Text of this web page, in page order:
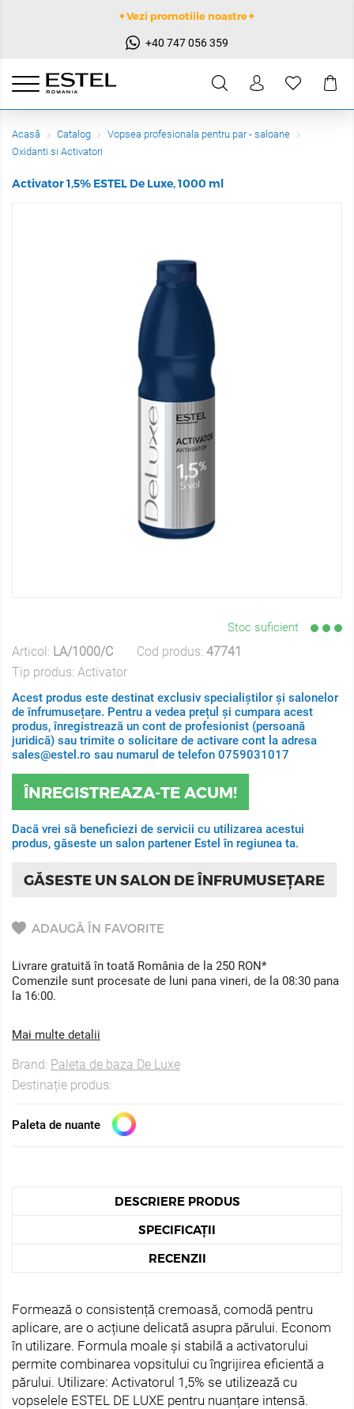
✦Vezi promotiile noastre✦
+40 747 056 359
Acasă Catalog
Vopsea profesionala pentru par - saloane
Oxidanti si Activatori
Activator 1,5% ESTEL De Luxe, 1000 ml
Stoc suficient
Articol: LA/1000/C Cod produs: 47741
Tip produs: Activator
Acest produs este destinat exclusiv specialiștilor și salonelor
de înfrumusețare. Pentru a vedea prețul și cumpara acest
produs, înregistrează un cont de profesionist (persoană
juridică) sau trimite o solicitare de activare cont la adresa
sales@estel.ro sau numarul de telefon 0759031017
ÎNREGISTREAZA-TE ACUM!
Dacă vrei să beneficiezi de servicii cu utilizarea acestui
produs, găseste un salon partener Estel în regiunea ta.
GĂSESTE UN SALON DE ÎNFRUMUSEȚARE
ADAUGĂ ÎN FAVORITE
Livrare gratuită în toată România de la 250 RON*
Comenzile sunt procesate de luni pana vineri, de la 08:30 pana
la 16:00.
Mai multe detalii
Brand: Paleta de baza De Luxe
Destinație produs:
Paleta de nuante
DESCRIERE PRODUS
SPECIFICAȚII
RECENZII
Formează o consistență cremoasă, comodă pentru
aplicare, are o acțiune delicată asupra părului. Econom
în utilizare. Formula moale și stabilă a activatorului
permite combinarea vopsitului cu îngrijirea eficientă a
părului. Utilizare: Activatorul 1,5% se utilizează cu
vopselele ESTEL DE LUXE pentru nuanțare intensă.